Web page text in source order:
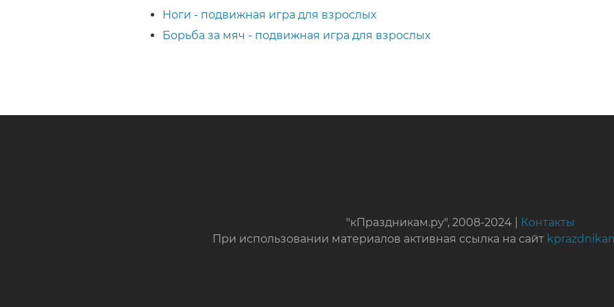
Ноги - подвижная игра для взрослых
Борьба за мяч - подвижная игра для взрослых
"кПраздникам.ру", 2008-2024 |
Контакты
При использовании материалов активная ссылка на сайт